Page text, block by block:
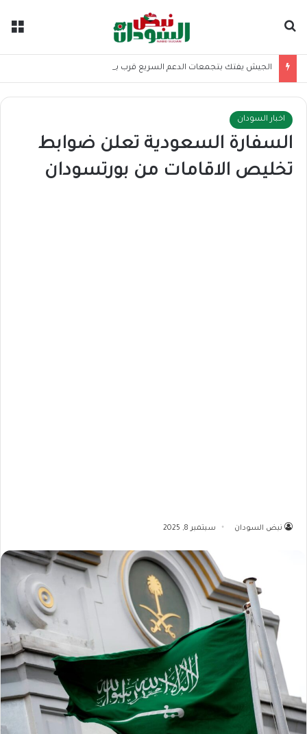
الجيش يفتك بتجمعات الدعم السريع قرب بارا
اخبار السودان
السفارة السعودية تعلن ضوابط
تخليص الاقامات من بورتسودان
نبض السودان سبتمبر 8, 2025